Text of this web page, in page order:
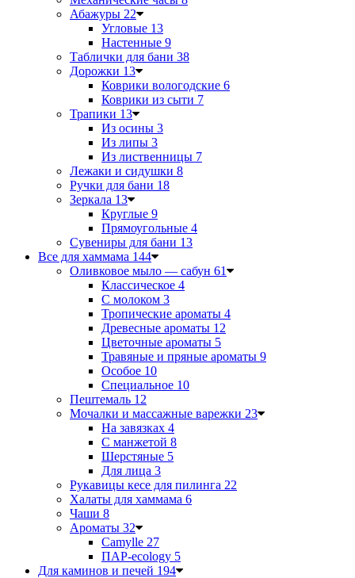
Абажуры 22
Угловые 13
Настенные 9
Таблички для бани 38
Дорожки 13
Коврики вологодские 6
Коврики из сыти 7
Трапики 13
Из осины 3
Из липы 3
Из лиственницы 7
Лежаки и сидушки 8
Ручки для бани 18
Зеркала 13
Круглые 9
Прямоугольные 4
Сувениры для бани 13
Все для хаммама 144
Оливковое мыло — сабун 61
Классическое 4
С молоком 3
Тропические ароматы 4
Древесные ароматы 12
Цветочные ароматы 5
Травяные и пряные ароматы 9
Особое 10
Специальное 10
Пештемаль 12
Мочалки и массажные варежки 23
На завязках 4
С манжетой 8
Шерстяные 5
Для лица 3
Рукавицы кесе для пилинга 22
Халаты для хаммама 6
Чаши 8
Ароматы 32
Camylle 27
ПАР-ecology 5
Для каминов и печей 194